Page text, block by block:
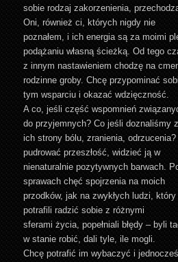
sobie rodzaj zakorzenienia,
Oni, również ci, których nigdy nie
poznałem, i ich energia są za moimi
podążaniu własną ścieżką. Od tego
z innym nastawieniem chodzę na
rodzinne groby. Chcę przypominać
tym wsparciu i okazać wdzięczność.
A co, jeśli część wspomnień
do przyjemnych? Co jeśli doznaliśmy z
ich strony bólu, zranienia,
pudrować przeszłość, widzieć ją w
nienaturalnie pozytywnych barwach.
sprawach chęć spojrzenia na moich
przodków, jak na zwykłych ludzi,
potrafili radzić sobie z różnymi
sferami życia, popełniali błędy – byli
w stanie robić, dali tyle, ile mogli.
Chcę potrafić im wybaczyć i